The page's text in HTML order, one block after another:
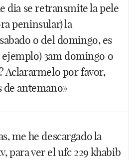
te pueda
ufc-
comprar-un-evento-del-ufc/
dia se retransmite la pele
peninsular) la
o del domingo, es
ejemplo) 3am domingo o
Aclararmelo por favor,
de antemano»
tantas preguntas. Muchas
ya contestadas, no las llego a
me he descargado la
para ver el ufc 229 khabib